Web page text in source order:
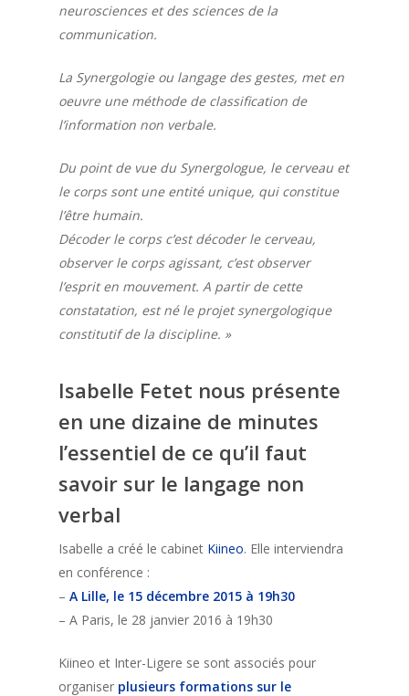
neurosciences et des sciences de la
communication.
La Synergologie ou langage des gestes, met en
oeuvre une méthode de classification de
l’information non verbale.
Du point de vue du Synergologue, le cerveau et
le corps sont une entité unique, qui constitue
l’être humain.
Décoder le corps c’est décoder le cerveau,
observer le corps agissant, c’est observer
l’esprit en mouvement. A partir de cette
constatation, est né le projet synergologique
constitutif de la discipline. »
Isabelle Fetet nous présente
en une dizaine de minutes
l’essentiel de ce qu’il faut
savoir sur le langage non
verbal
Isabelle a créé le cabinet Kiineo. Elle interviendra
en conférence :
– A Lille, le 15 décembre 2015 à 19h30
– A Paris, le 28 janvier 2016 à 19h30
Kiineo et Inter-Ligere se sont associés pour
organiser plusieurs formations sur le